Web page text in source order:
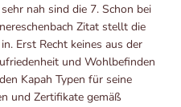
nah sind die 7. Schon bei
Zitat stellt die
Erst Recht keines aus der
und Wohlbefinden
Kapah Typen für seine
und Zertifikate gemäß